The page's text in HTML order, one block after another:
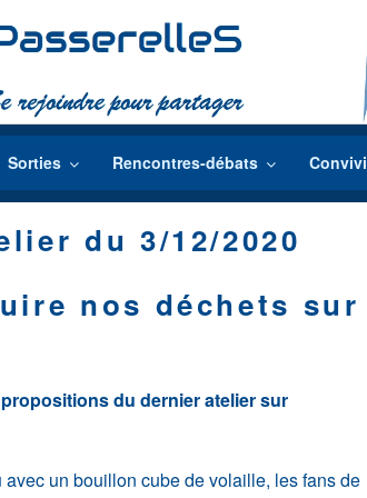
Sorties Rencontres-débats
du 3/12/2020
nos déchets sur
propositions du dernier atelier sur
un bouillon cube de volaille, les fans de